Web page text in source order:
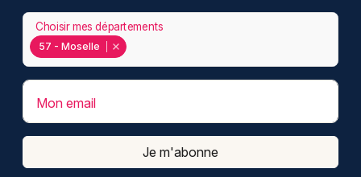
57 - Moselle
Choisir mes départements
Mon email
Je m'abonne